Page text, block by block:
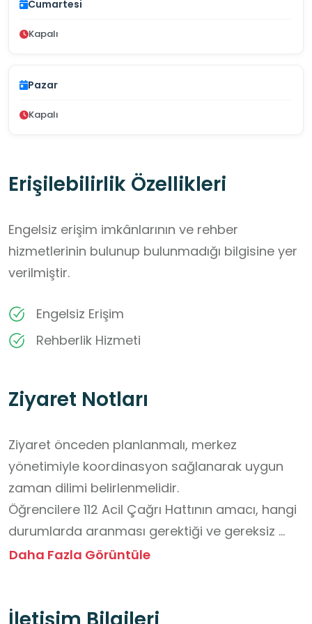
Cumartesi
Kapalı
Pazar
Kapalı
Erişilebilirlik Özellikleri
Engelsiz erişim imkânlarının ve rehber
hizmetlerinin bulunup bulunmadığı bilgisine yer
verilmiştir.
Engelsiz Erişim
Rehberlik Hizmeti
Ziyaret Notları
Ziyaret önceden planlanmalı, merkez
yönetimiyle koordinasyon sağlanarak uygun
zaman dilimi belirlenmelidir.
Öğrencilere 112 Acil Çağrı Hattının amacı, hangi
durumlarda aranması gerektiği ve gereksiz
aramaların sonuçları yaş düzeylerine uygun
görevlendirilmelidir.
Daha Fazla Görüntüle